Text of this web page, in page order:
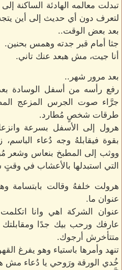
تبدلت معالمه الهادئة الساكنة
لتعرف دون أي حديث إلى أين
بعد بعض الوقت..
جثا أمام قبر جدته وهمس بحنين.
أنا جيت، مش هبعد عنك تاني.
بعد مرور شهر..
رفع رأسه من أسفل الوسادة
جرَّاء صوت الجرس المزعج
طرقات شخصٍ مُطارد.
هرول إلى الأسفل بسرعة
بقوة فيقابلهُ وجه دُعاء
ووثب إلى المطبخ بنعاس وشعر
التي استبدلها بالأعشاب في
هرولت خلفهُ وقالت بابتسامة
عنوان ما.
عنوان الشركة اهي وانا
عارفك ورحب بيك جدًا ومقابلتك
متتأخرش أرجوك.
تنهد وأمرها باستياء وهو يفرغ
خُدي الورقة ورَوحي يا دُعاء مش